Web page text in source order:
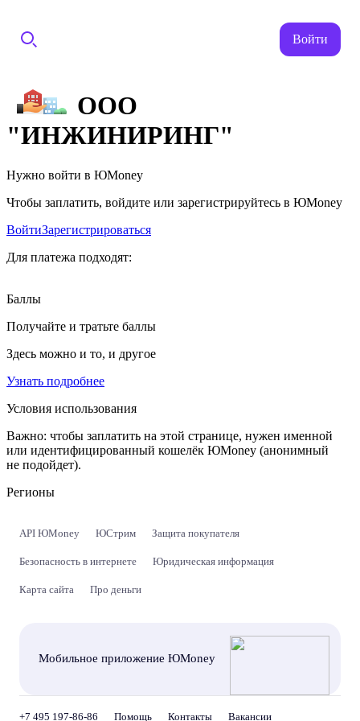
Войти
ООО
"ИНЖИНИРИНГ"
Нужно войти в ЮMoney
Чтобы заплатить, войдите или зарегистрируйтесь в ЮMoney
ВойтиЗарегистрироваться
Для платежа подходят:
Баллы
Получайте и тратьте баллы
Здесь можно и то, и другое
Узнать подробнее
Условия использования
Важно: чтобы заплатить на этой странице, нужен именной
или идентифицированный кошелёк ЮMoney (анонимный
не подойдет).
Регионы
API ЮMoney ЮСтрим Защита покупателя
Безопасность в интернете Юридическая информация
Карта сайта Про деньги
Мобильное приложение ЮMoney
+7 495 197-86-86 Помощь Контакты Вакансии